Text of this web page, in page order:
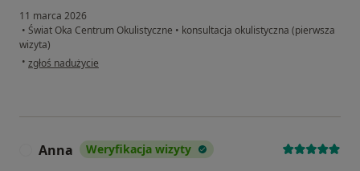
11 marca 2026
• Świat Oka Centrum Okulistyczne • konsultacja okulistyczna (pierwsza
wizyta)
• w opinii użytkownika Paulina
zgłoś nadużycie
Anna Weryfikacja wizyty